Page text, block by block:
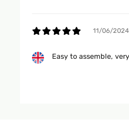
11/06/2024
Easy to assemble,